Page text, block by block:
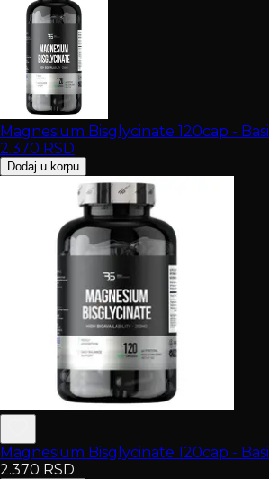
Magnesium Bisglycinate 120cap -
2.370 RSD
Dodaj u korpu
Magnesium Bisglycinate 120cap -
2.370 RSD